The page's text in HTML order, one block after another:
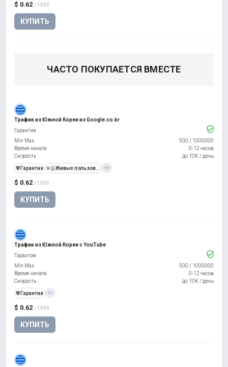
$ 0.62 / 1000
КУПИТЬ
ЧАСТО ПОКУПАЕТСЯ ВМЕСТЕ
Трафик из Южной Кореи из Google.co.kr
$ 0.62 / 1000
КУПИТЬ
Гарантия
Min Max
500 / 1000000
Время начала
0-12 часов
Скорость
до 10К / день
️🛡️ Гарантия ❌🤖Живые пользов... +5
Трафик из Южной Кореи с YouTube
$ 0.62 / 1000
КУПИТЬ
Гарантия
Min Max
500 / 1000000
Время начала
0-12 часов
Скорость
до 10К / день
️🛡️ Гарантия +1